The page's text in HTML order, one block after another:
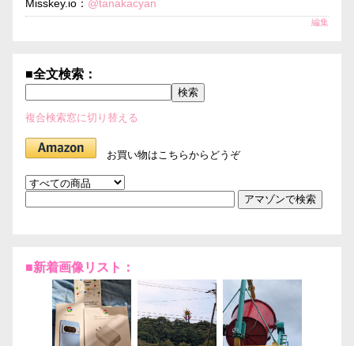
Misskey.io： @tanakacyan
編集
■全文検索：
複合検索窓に切り替える
お買い物はこちらからどうぞ
■新着画像リスト：